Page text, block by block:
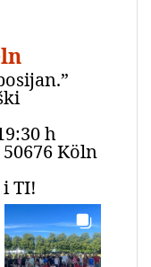
h
Köln
TI!